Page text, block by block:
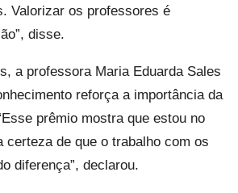
Valorizar os professores é
disse.
a professora Maria Eduarda Sales
reforça a importância da
prêmio mostra que estou no
certeza de que o trabalho com os
diferença”, declarou.